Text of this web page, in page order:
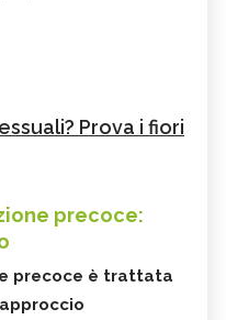
Prova i fiori
precoce:
precoce è trattata